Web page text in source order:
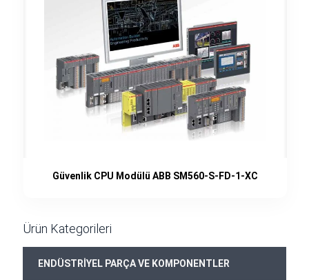
Güvenlik CPU Modülü ABB SM560-S-FD-1-XC
Ürün Kategorileri
ENDÜSTRİYEL PARÇA VE KOMPONENTLER